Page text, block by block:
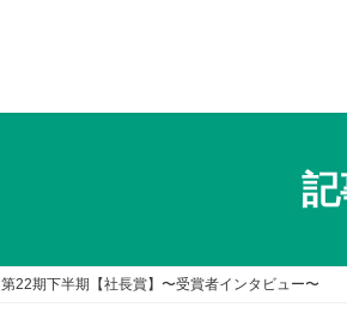
第22期下半期【社長賞】〜受賞者インタビュー〜